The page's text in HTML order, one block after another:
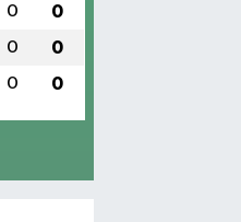
0 0
0 0
0 0